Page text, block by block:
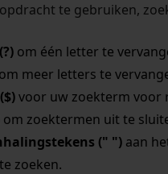
te gebruiken,
om één letter te
meer letters te
voor uw zoekterm voor
om zoektermen uit te
(" ")aan
zoeken.